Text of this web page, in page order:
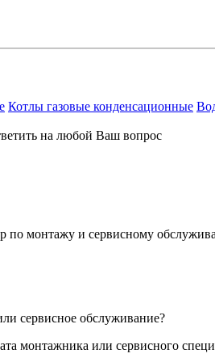
Котлы газовые конденсационные
на любой Ваш вопрос
по монтажу и сервисному
сервисное обслуживание?
монтажника или сервисного